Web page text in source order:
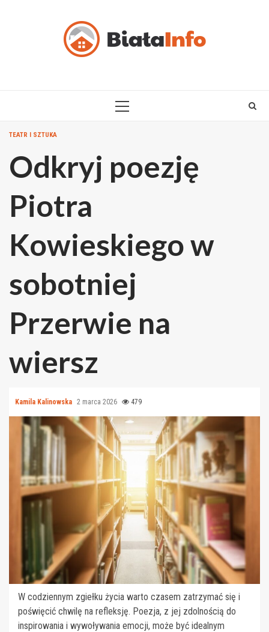
PRIMARY
TEATR I SZTUKA
Odkryj poezję
Piotra
Kowieskiego w
sobotniej
Przerwie na
wiersz
Kamila Kalinowska 2 marca 2026 479
W codziennym zgiełku życia warto czasem zatrzymać się i
poświęcić chwilę na refleksję. Poezja, z jej zdolnością do
inspirowania i wywoływania emocji, może być idealnym